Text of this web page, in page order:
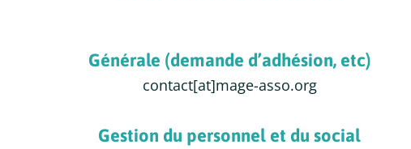
Générale (demande d’adhésion, etc)
contact[at]mage-asso.org
Gestion du personnel et du social